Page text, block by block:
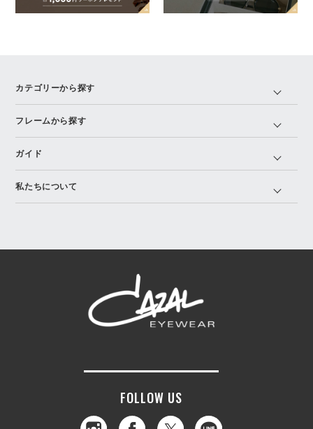
カテゴリーから探す
フレームから探す
ガイド
私たちについて
FOLLOW US